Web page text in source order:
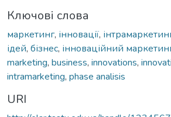
Ключові слова
маркетинг, інновації,
ідей, бізнес, інноваційний
marketing, business, innovations,
intramarketing, phase analisis
URI